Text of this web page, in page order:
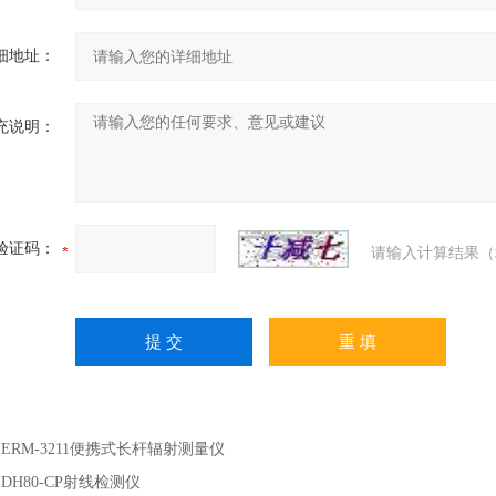
地址：
说明：
证码： 请输入计算结果
ERM-3211便携式长杆辐射测量仪
DH80-CP射线检测仪